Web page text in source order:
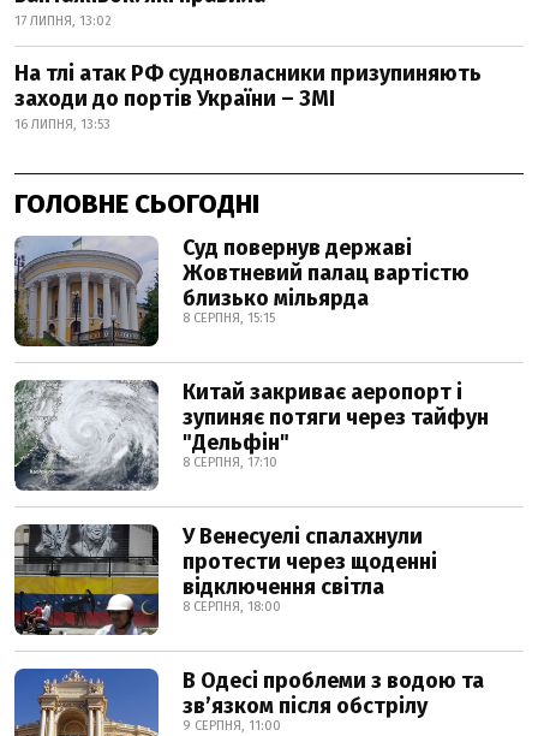
17 ЛИПНЯ, 13:02
На тлі атак РФ судновласники призупиняють
заходи до портів України – ЗМІ
16 ЛИПНЯ, 13:53
ГОЛОВНЕ СЬОГОДНІ
Суд повернув державі
Жовтневий палац вартістю
близько мільярда
8 СЕРПНЯ, 15:15
Китай закриває аеропорт і
зупиняє потяги через тайфун
"Дельфін"
8 СЕРПНЯ, 17:10
У Венесуелі спалахнули
протести через щоденні
відключення світла
8 СЕРПНЯ, 18:00
В Одесі проблеми з водою та
звʼязком після обстрілу
9 СЕРПНЯ, 11:00